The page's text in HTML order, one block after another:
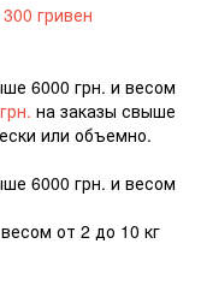
гривен
6000 грн. и весом
на заказы свыше
или объемно.
6000 грн. и весом
от 2 до 10 кг